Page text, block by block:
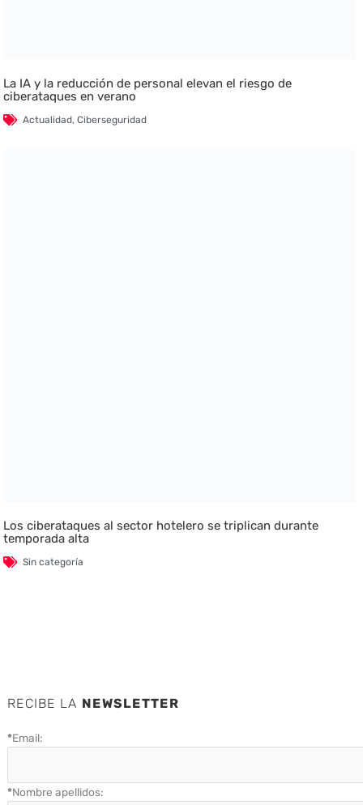
La IA y la reducción de personal elevan el riesgo de
ciberataques en verano
Actualidad,Ciberseguridad
Los ciberataques al sector hotelero se triplican durante
temporada alta
Sin categoría
RECIBE LA NEWSLETTER
*Email:
*Nombre apellidos: